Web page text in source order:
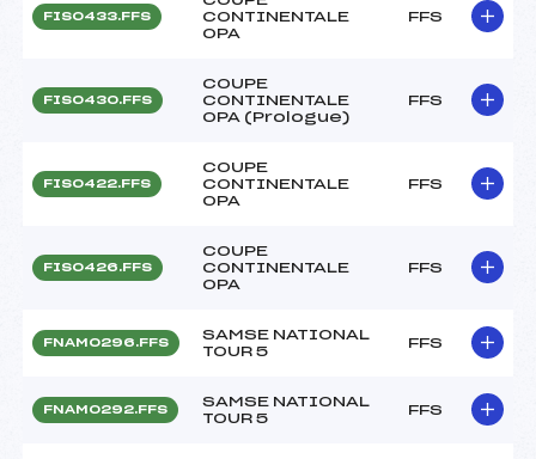
FIS0433.FFS
CONTINENTALE
OPA
FFS
FIS0430.FFS
COUPE
CONTINENTALE
OPA (Prologue)
FFS
FIS0422.FFS
COUPE
CONTINENTALE
OPA
FFS
FIS0426.FFS
COUPE
CONTINENTALE
OPA
FFS
FNAM0296.FFS
SAMSE NATIONAL
TOUR 5
FFS
FNAM0292.FFS
SAMSE NATIONAL
TOUR 5
FFS